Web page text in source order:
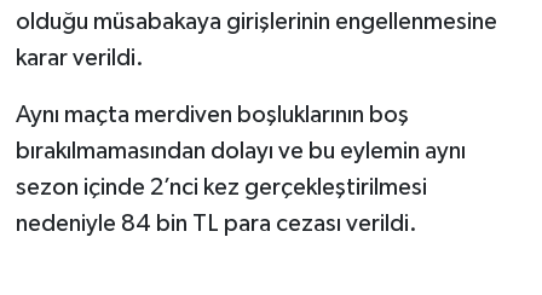
olduğu müsabakaya girişlerinin engellenmesine
karar verildi.
Aynı maçta merdiven boşluklarının boş
bırakılmamasından dolayı ve bu eylemin aynı
sezon içinde 2’nci kez gerçekleştirilmesi
nedeniyle 84 bin TL para cezası verildi.